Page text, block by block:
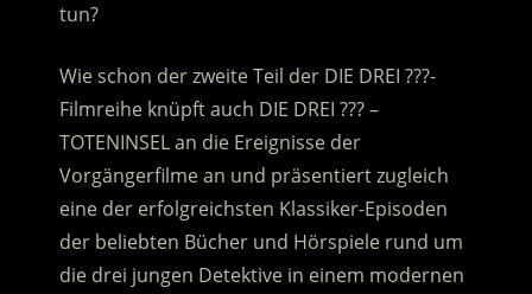
tun?
Wie schon der zweite Teil der DIE DREI ???-
Filmreihe knüpft auch DIE DREI ??? –
TOTENINSEL an die Ereignisse der
Vorgängerfilme an und präsentiert zugleich
eine der erfolgreichsten Klassiker-Episoden
der beliebten Bücher und Hörspiele rund um
die drei jungen Detektive in einem modernen